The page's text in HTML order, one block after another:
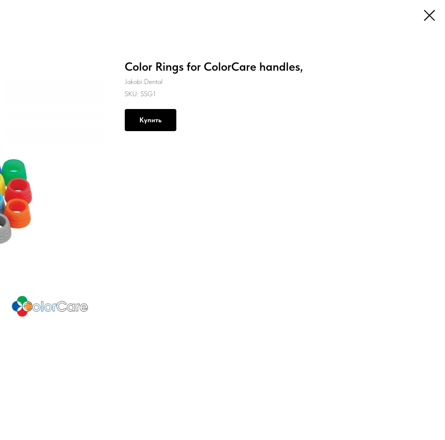
Color Rings for ColorCare handles,
Jakobi Dental
SKU: SSG1
Купить